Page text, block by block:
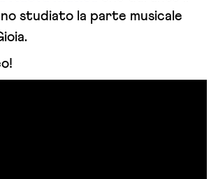
studiato la parte musicale